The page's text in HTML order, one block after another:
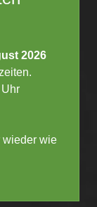
2026
wieder wie